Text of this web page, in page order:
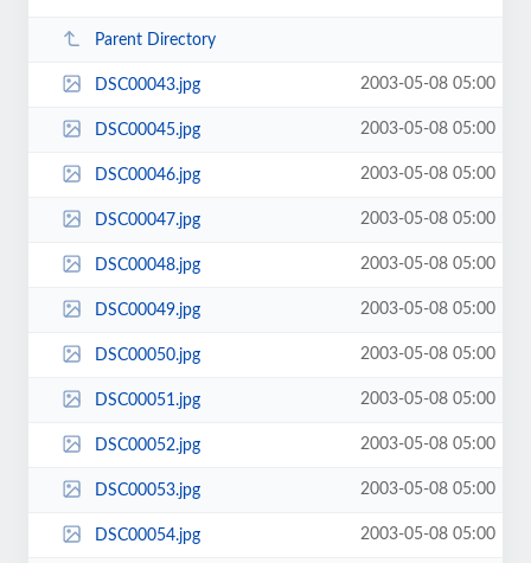
Parent Directory
DSC00043.jpg 2003-05-08 05:00
DSC00045.jpg 2003-05-08 05:00
DSC00046.jpg 2003-05-08 05:00
DSC00047.jpg 2003-05-08 05:00
DSC00048.jpg 2003-05-08 05:00
DSC00049.jpg 2003-05-08 05:00
DSC00050.jpg 2003-05-08 05:00
DSC00051.jpg 2003-05-08 05:00
DSC00052.jpg 2003-05-08 05:00
DSC00053.jpg 2003-05-08 05:00
DSC00054.jpg 2003-05-08 05:00